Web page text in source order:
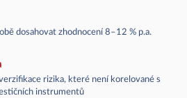
dosahovat zhodnocení 8–12 % p.a.
rizika, které není korelované s
instrumentů